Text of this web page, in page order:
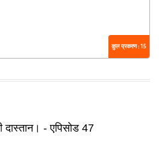
कुल प्रकरण : 15
दास्तान। - एपिसोड 47